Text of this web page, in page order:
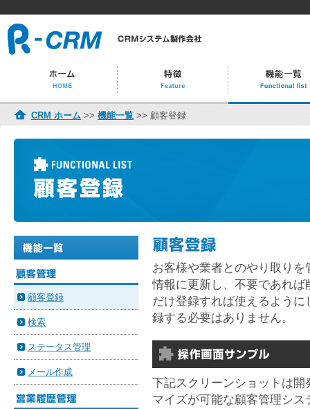
CRM ホーム >> 機能一覧 >> 顧客登録
お客様や業者とのやり取り
情報に更新し、不要であれ
だけ登録すれば使えるよう
録する必要はありません。
下記スクリーンショットは
マイズが可能な顧客管理シ
顧客登録
検索
ステータス管理
メール作成